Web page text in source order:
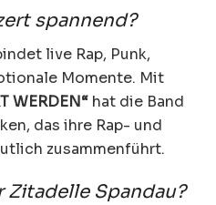
spannend?
live Rap, Punk,
Momente. Mit
WERDEN“ hat die Band
das ihre Rap- und
zusammenführt.
Zitadelle Spandau?